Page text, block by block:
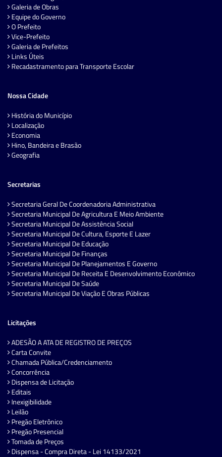
Galeria de Obras
Equipe do Governo
O Prefeito
Vice-Prefeito
Galeria de Prefeitos
Links Úteis
Recadastramento para Transporte Escolar
Nossa Cidade
História do Município
Localização
Economia
Hino, Bandeira e Brasão
Geografia
Secretarias
Secretaria Geral De Coordenadoria Administrativa
Secretaria Municipal De Agricultura E Meio Ambiente
Secretaria Municipal De Assistência Social
Secretaria Municipal De Cultura, Esporte E Lazer
Secretaria Municipal De Educação
Secretaria Municipal De Finanças
Secretaria Municipal De Planejamentos E Governo
Secretaria Municipal De Receita E Desenvolvimento Econômico
Secretaria Municipal De Saúde
Secretaria Municipal De Viação E Obras Públicas
Licitações
ADESÃO A ATA DE REGISTRO DE PREÇOS
Carta Convite
Chamada Pública/Credenciamento
Concorrência
Dispensa de Licitação
Editais
Inexigibilidade
Leilão
Pregão Eletrônico
Pregão Presencial
Tomada de Preços
Dispensa - Compra Direta - Lei 14133/2021